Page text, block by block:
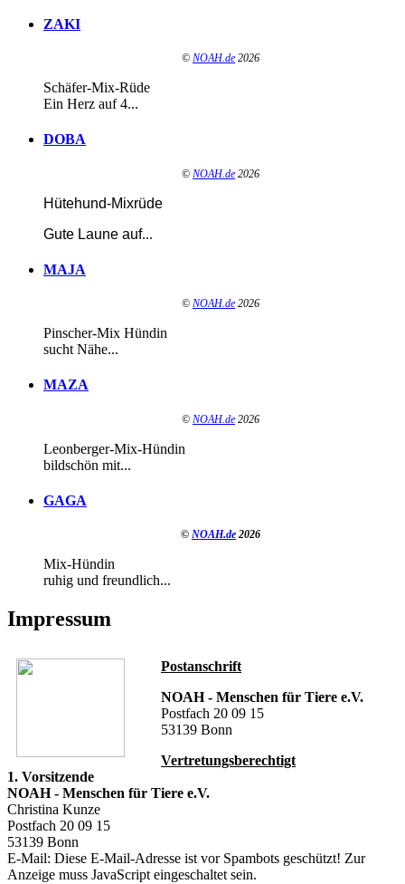
ZAKI
© NOAH.de 2026
Schäfer-Mix-Rüde
Ein Herz auf 4...
DOBA
© NOAH.de 2026
Hütehund-Mixrüde
Gute Laune auf...
MAJA
© NOAH.de 2026
Pinscher-Mix Hündin
sucht Nähe...
MAZA
© NOAH.de 2026
Leonberger-Mix-Hündin
bildschön mit...
GAGA
© NOAH.de 2026
Mix-Hündin
ruhig und freundlich...
Impressum
Postanschrift
NOAH - Menschen für Tiere e.V.
Postfach 20 09 15
53139 Bonn
Vertretungsberechtigt
1. Vorsitzende
NOAH - Menschen für Tiere e.V.
Christina Kunze
Postfach 20 09 15
53139 Bonn
E-Mail: Diese E-Mail-Adresse ist vor Spambots geschützt! Zur
Anzeige muss JavaScript eingeschaltet sein.